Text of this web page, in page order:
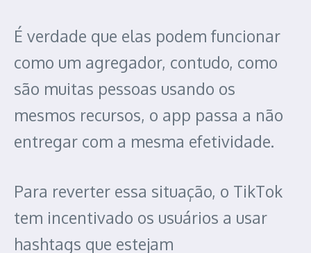
É verdade que elas podem funcionar
como um agregador, contudo, como
são muitas pessoas usando os
mesmos recursos, o app passa a não
entregar com a mesma efetividade.
Para reverter essa situação, o TikTok
tem incentivado os usuários a usar
hashtags que estejam